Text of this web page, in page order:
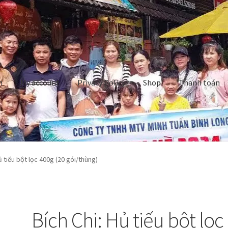
My account Privacy Policy Shop Thanh toán
PolicyShop Thanh toán
tiếu bột lọc 400g (20 gói/thùng)
Bích Chi: Hủ tiếu bột lọc